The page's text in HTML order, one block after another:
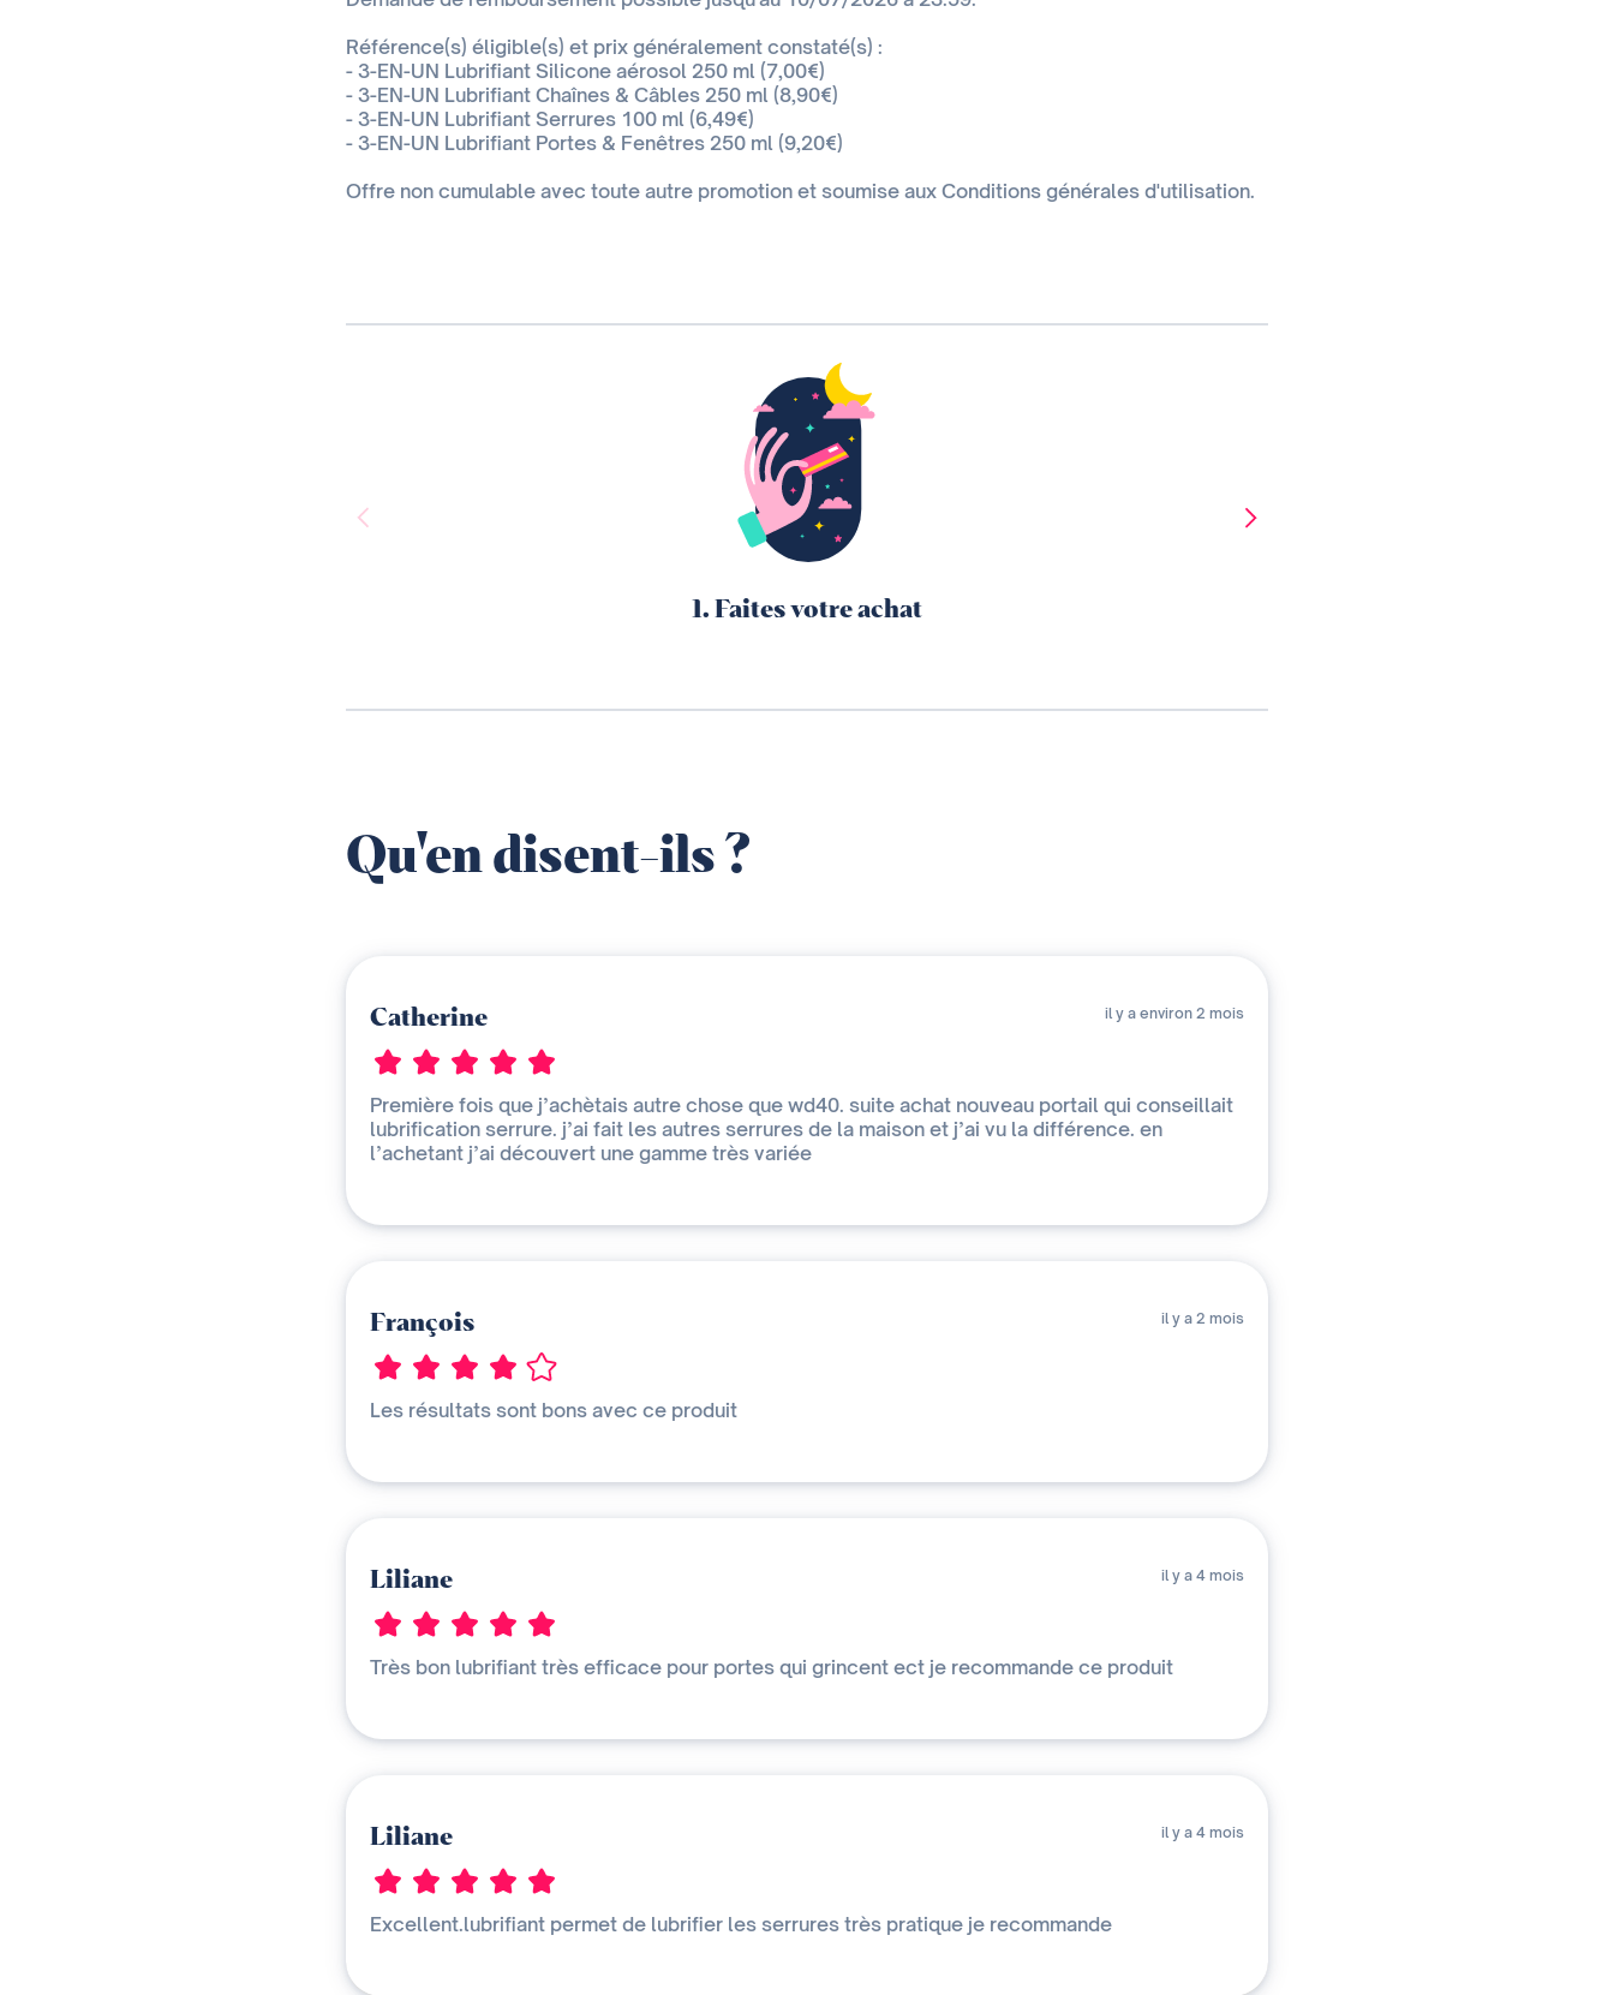
Référence(s) éligible(s) et prix généralement constaté(s) :
- 3-EN-UN Lubrifiant Silicone aérosol 250 ml (7,00€)
- 3-EN-UN Lubrifiant Chaînes & Câbles 250 ml (8,90€)
- 3-EN-UN Lubrifiant Serrures 100 ml (6,49€)
- 3-EN-UN Lubrifiant Portes & Fenêtres 250 ml (9,20€)
Offre non cumulable avec toute autre promotion et soumise aux Conditions générales d'utilisation.
1. Faites votre achat
Qu'en disent-ils ?
Catherine il y a environ 2 mois
Première fois que j’achètais autre chose que wd40. suite achat nouveau portail qui conseillait
lubrification serrure. j’ai fait les autres serrures de la maison et j’ai vu la différence. en
l’achetant j’ai découvert une gamme très variée
François il y a 2 mois
Les résultats sont bons avec ce produit
Liliane il y a 4 mois
Très bon lubrifiant très efficace pour portes qui grincent ect je recommande ce produit
Liliane il y a 4 mois
Excellent.lubrifiant permet de lubrifier les serrures très pratique je recommande